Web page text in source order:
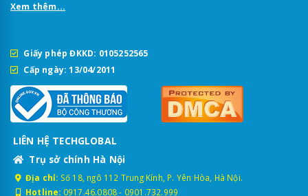
Xem thêm...
Giấy phép ĐKKD: 0105252565
Cấp ngày: 13/04/2011
LIÊN HỆ TECHGLOBAL
Trụ sở chính Hà Nội
Địa chỉ: Số 18, ngõ 112 Trung Kính, P. Yên Hòa, Hà Nội.
Hotline: 0917.46.0808- 0901.732.999